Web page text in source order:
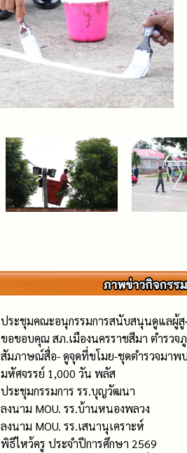
ประชุมคณะอนุกรรมการสนับสนุนดูแลผู้สู
ขอขอบคุณ สภ.เมืองนครราชสีมา ตำรวจ
สัมภาษณ์สื่อ- ดูจุดที่ขโมย-ชุดตำรวจมาพ
มหัศจรรย์ 1,000 วัน พลัส
ประชุมกรรมการ รร.บุญวัฒนา
ลงนาม MOU. รร.บ้านหนองพลวง
ลงนาม MOU. รร.เสนานุเคราะห์
พิธีไหว้ครู ประจำปีการศึกษา 2569